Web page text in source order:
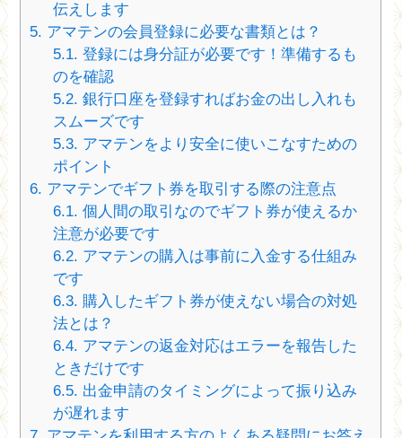
伝えします
5. アマテンの会員登録に必要な書類とは？
5.1. 登録には身分証が必要です！準備するも
のを確認
5.2. 銀行口座を登録すればお金の出し入れも
スムーズです
5.3. アマテンをより安全に使いこなすための
ポイント
6. アマテンでギフト券を取引する際の注意点
6.1. 個人間の取引なのでギフト券が使えるか
注意が必要です
6.2. アマテンの購入は事前に入金する仕組み
です
6.3. 購入したギフト券が使えない場合の対処
法とは？
6.4. アマテンの返金対応はエラーを報告した
ときだけです
6.5. 出金申請のタイミングによって振り込み
が遅れます